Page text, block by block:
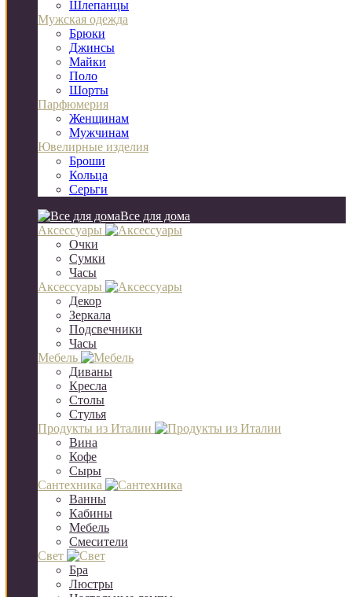
Шлепанцы
Мужская одежда
Брюки
Джинсы
Майки
Поло
Шорты
Парфюмерия
Женщинам
Мужчинам
Ювелирные изделия
Броши
Кольца
Серьги
Все для дома
Аксессуары
Очки
Сумки
Часы
Аксессуары
Декор
Зеркала
Подсвечники
Часы
Мебель
Диваны
Кресла
Столы
Стулья
Продукты из Италии
Вина
Кофе
Сыры
Сантехника
Ванны
Кабины
Мебель
Смесители
Свет
Бра
Люстры